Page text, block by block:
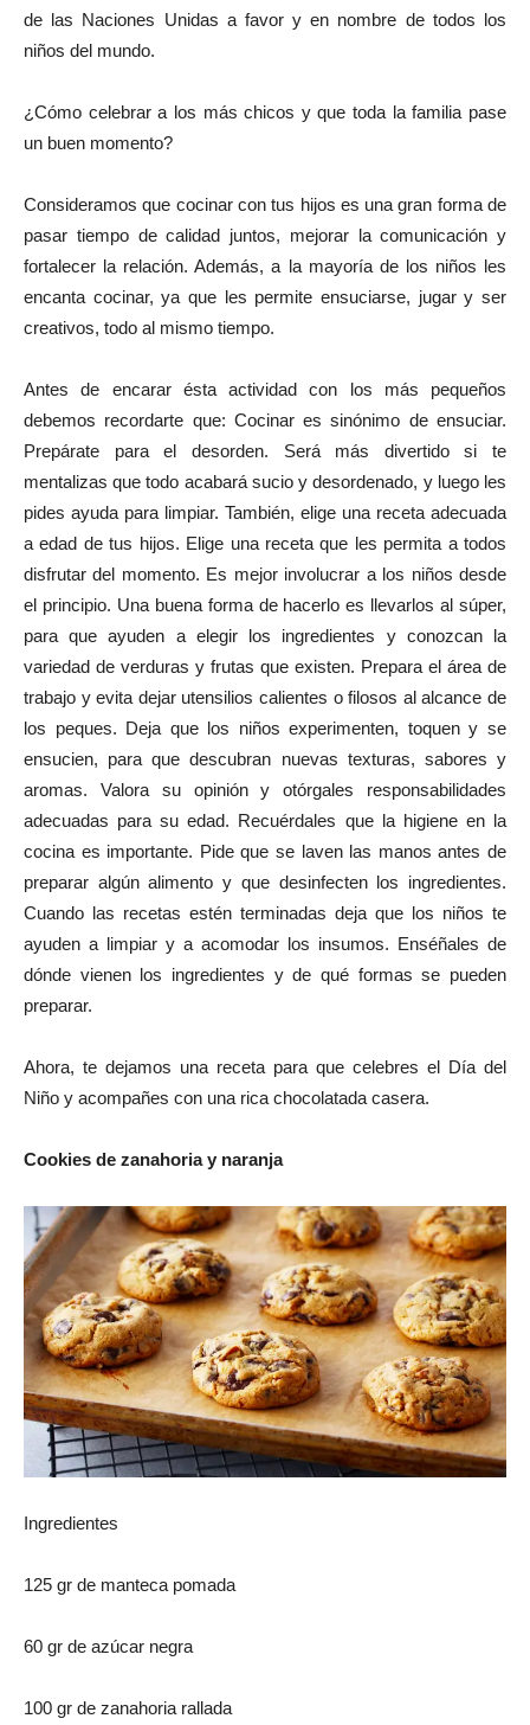
de las Naciones Unidas a favor y en nombre de todos los
niños del mundo.
¿Cómo celebrar a los más chicos y que toda la familia pase
un buen momento?
Consideramos que cocinar con tus hijos es una gran forma de
pasar tiempo de calidad juntos, mejorar la comunicación y
fortalecer la relación. Además, a la mayoría de los niños les
encanta cocinar, ya que les permite ensuciarse, jugar y ser
creativos, todo al mismo tiempo.
Antes de encarar ésta actividad con los más pequeños
debemos recordarte que: Cocinar es sinónimo de ensuciar.
Prepárate para el desorden. Será más divertido si te
mentalizas que todo acabará sucio y desordenado, y luego les
pides ayuda para limpiar. También, elige una receta adecuada
a edad de tus hijos. Elige una receta que les permita a todos
disfrutar del momento. Es mejor involucrar a los niños desde
el principio. Una buena forma de hacerlo es llevarlos al súper,
para que ayuden a elegir los ingredientes y conozcan la
variedad de verduras y frutas que existen. Prepara el área de
trabajo y evita dejar utensilios calientes o filosos al alcance de
los peques. Deja que los niños experimenten, toquen y se
ensucien, para que descubran nuevas texturas, sabores y
aromas. Valora su opinión y otórgales responsabilidades
adecuadas para su edad. Recuérdales que la higiene en la
cocina es importante. Pide que se laven las manos antes de
preparar algún alimento y que desinfecten los ingredientes.
Cuando las recetas estén terminadas deja que los niños te
ayuden a limpiar y a acomodar los insumos. Enséñales de
dónde vienen los ingredientes y de qué formas se pueden
preparar.
Ahora, te dejamos una receta para que celebres el Día del
Niño y acompañes con una rica chocolatada casera.
Cookies de zanahoria y naranja
Ingredientes
125 gr de manteca pomada
60 gr de azúcar negra
100 gr de zanahoria rallada